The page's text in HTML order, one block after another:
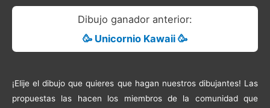
Dibujo ganador anterior:
🥳 Unicornio Kawaii 🥳
¡Elije el dibujo que quieres que hagan nuestros dibujantes! Las
propuestas las hacen los miembros de la comunidad que